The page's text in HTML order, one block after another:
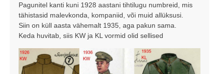
i
t
u
s
Pagunitel kanti kuni 1928 aastani tihtilugu numbreid, mis
tähistasid malevkonda, kompaniid, või muid allüksusi.
Siin on küll aasta vähemalt 1935, aga pakun sama.
Keda huvitab, siis KW ja KL vormid olid sellised